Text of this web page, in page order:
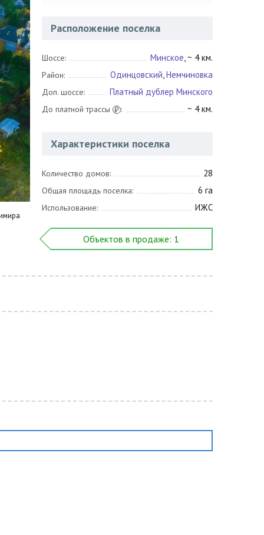
Расположение поселка
Шоссе: Минское, ~ 4 км.
Район: Одинцовский,Немчиновка
Доп. шоссе: Платный дублер Минского
До платной трассы ₽ : ~ 4 км.
Характеристики поселка
Количество домов: 28
Общая площадь поселка: 6 га
Использование: ИЖС
Объектов в продаже: 1